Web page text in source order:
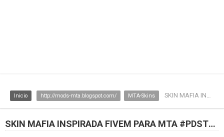
Inicio http://mods-mta.blogspot.com/ MTA-Skins SKIN MAFIA INSPIRADA FIVEM PARA MTA #PDSTORE
SKIN MAFIA INSPIRADA FIVEM PARA MTA #PDSTORE